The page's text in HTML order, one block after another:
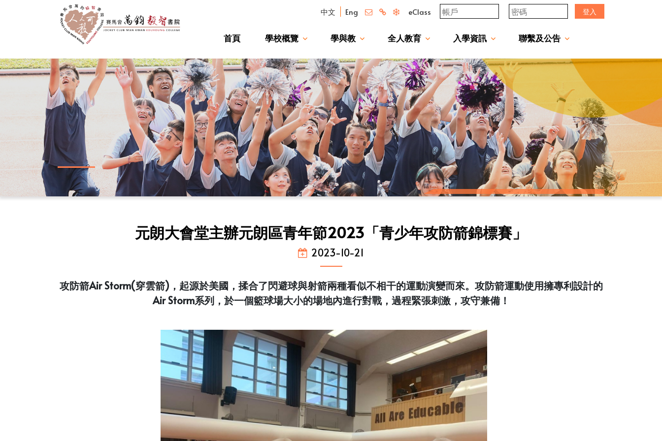
中文 Eng eClass 登入
首頁 學校概覽 學與教 全人教育 入學資訊 聯繫及公告
元朗大會堂主辦元朗區青年節2023「青少年攻防箭錦標賽」
2023-10-21
攻防箭Air Storm(穿雲箭)，起源於美國，揉合了閃避球與射箭兩種看似不相干的運動演變而來。攻防箭運動使用擁專利設計的
Air Storm系列，於一個籃球場大小的場地內進行對戰，過程緊張刺激，攻守兼備！